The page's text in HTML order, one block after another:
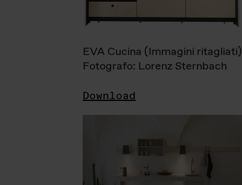
EVA Cucina (Immagini ritagliati)
Fotografo: Lorenz Sternbach
Download